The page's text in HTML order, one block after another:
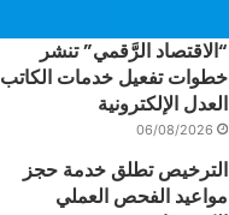
“الاقتصاد الرَّقمي” تنشر
خطوات تفعيل خدمات الكاتب
العدل الإلكترونية
06/08/2026
الترخيص تطلق خدمة حجز
مواعيد الفحص العملي